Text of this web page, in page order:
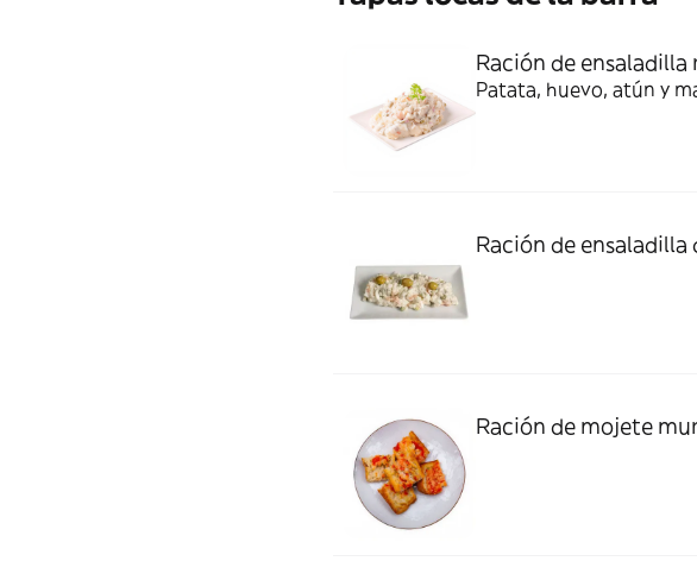
Ración de ensaladilla
Patata, huevo, atún y
Ración de ensaladilla
Ración de mojete